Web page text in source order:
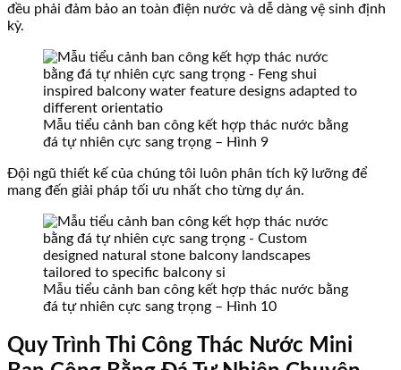
đều phải đảm bảo an toàn điện nước và dễ dàng vệ sinh định
kỳ.
Mẫu tiểu cảnh ban công kết hợp thác nước bằng
đá tự nhiên cực sang trọng – Hình 9
Đội ngũ thiết kế của chúng tôi luôn phân tích kỹ lưỡng để
mang đến giải pháp tối ưu nhất cho từng dự án.
Mẫu tiểu cảnh ban công kết hợp thác nước bằng
đá tự nhiên cực sang trọng – Hình 10
Quy Trình Thi Công Thác Nước Mini